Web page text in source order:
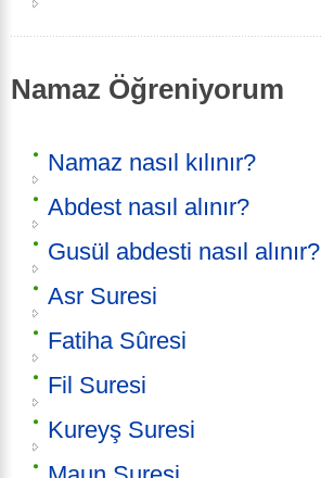
Namaz Öğreniyorum
Namaz nasıl kılınır?
Abdest nasıl alınır?
Gusül abdesti nasıl alınır?
Asr Suresi
Fatiha Sûresi
Fil Suresi
Kureyş Suresi